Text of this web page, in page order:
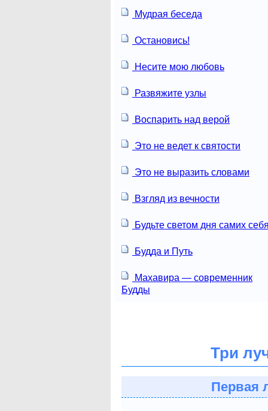
Мудрая беседа
Остановись!
Несите мою любовь
Развяжите узлы
Воспарить над верой
Это не ведет к святости
Это не выразить словами
Взгляд из вечности
Будьте светом дня самих
Будда и Путь
Махавира — современник
Будды
Три
Первая